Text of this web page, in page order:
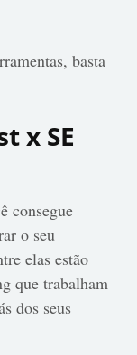
basta
x SE
consegue
o seu
elas estão
que trabalham
dos seus